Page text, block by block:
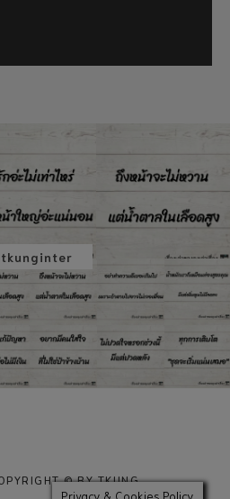
tkunginter
© BY TKUNG
Privacy & Cookies Policy